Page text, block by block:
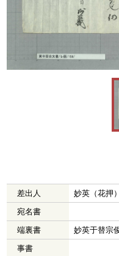
差出人
妙英（花押）
宛名書
端裏書
妙英于替宗
事書